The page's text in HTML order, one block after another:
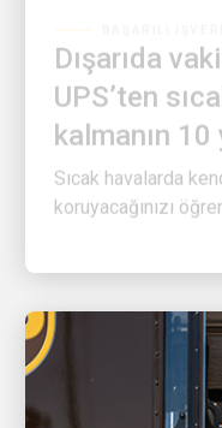
UPS’ten
kalmanın 10
Sıcak havalarda
koruyacağınızı